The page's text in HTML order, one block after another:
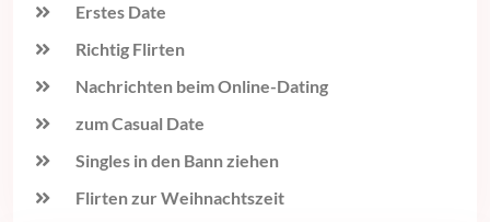
Erstes Date
Richtig Flirten
Nachrichten beim Online-Dating
zum Casual Date
Singles in den Bann ziehen
Flirten zur Weihnachtszeit